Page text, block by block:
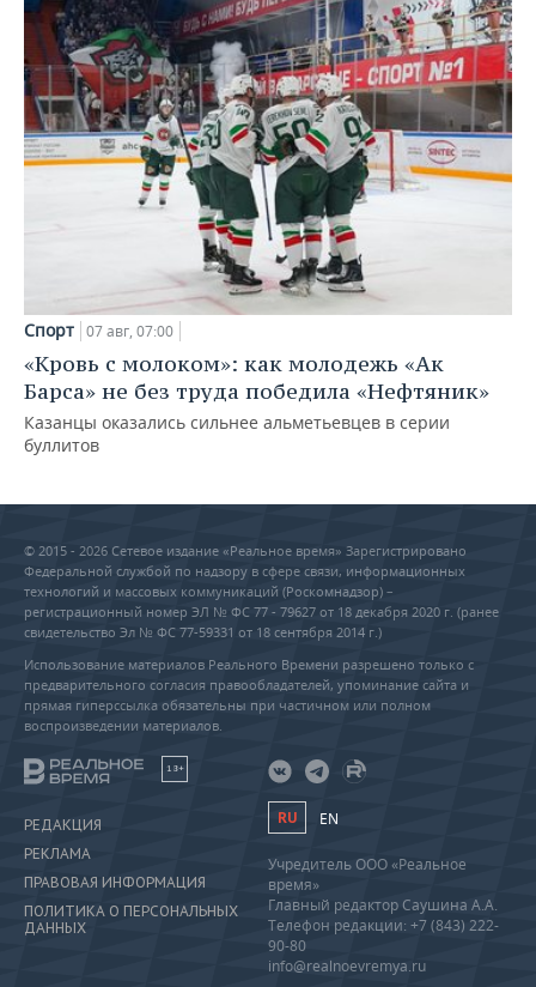
Спорт 07 авг, 07:00
«Кровь с молоком»: как молодежь «Ак
Барса» не без труда победила «Нефтяник»
Казанцы оказались сильнее альметьевцев в серии
буллитов
© 2015 - 2026 Сетевое издание «Реальное время» Зарегистрировано
Федеральной службой по надзору в сфере связи, информационных
технологий и массовых коммуникаций (Роскомнадзор) –
регистрационный номер ЭЛ № ФС 77 - 79627 от 18 декабря 2020 г. (ранее
свидетельство Эл № ФС 77-59331 от 18 сентября 2014 г.)
Использование материалов Реального Времени разрешено только с
предварительного согласия правообладателей, упоминание сайта и
прямая гиперссылка обязательны при частичном или полном
воспроизведении материалов.
18+
РЕДАКЦИЯ
РЕКЛАМА
ПРАВОВАЯ ИНФОРМАЦИЯ
ПОЛИТИКА О ПЕРСОНАЛЬНЫХ
ДАННЫХ
RU EN
Учредитель ООО «Реальное
время»
Главный редактор Саушина А.А.
Телефон редакции: +7 (843) 222-
90-80
info@realnoevremya.ru